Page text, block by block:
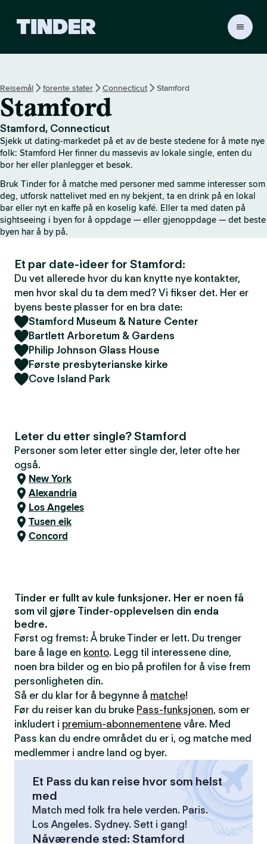
r
s
h
j
e
m
m
s
i
d
e
Reisemål forente stater Connecticut Stamford
Stamford
Stamford, Connecticut
Sjekk ut dating-markedet på et av de beste stedene for å møte nye
folk: Stamford Her finner du massevis av lokale single, enten du
bor her eller planlegger et besøk.
Bruk Tinder for å matche med personer med samme interesser som
deg, utforsk nattelivet med en ny bekjent, ta en drink på en lokal
bar eller nyt en kaffe på en koselig kafé. Eller ta med daten på
sightseeing i byen for å oppdage — eller gjenoppdage — det beste
byen har å by på.
Et par date-ideer for Stamford:
Du vet allerede hvor du kan knytte nye kontakter,
men hvor skal du ta dem med? Vi fikser det. Her er
byens beste plasser for en bra date:
Stamford Museum & Nature Center
Bartlett Arboretum & Gardens
Philip Johnson Glass House
Første presbyterianske kirke
Cove Island Park
Leter du etter single? Stamford
Personer som leter etter single der, leter ofte her
også.
New York
Alexandria
Los Angeles
Tusen eik
Concord
Tinder er fullt av kule funksjoner. Her er noen få
som vil gjøre Tinder-opplevelsen din enda
bedre.
Først og fremst: Å bruke Tinder er lett. Du trenger
bare å lage en konto. Legg til interessene dine,
noen bra bilder og en bio på profilen for å vise frem
personligheten din.
Så er du klar for å begynne å matche!
Før du reiser kan du bruke Pass-funksjonen, som er
inkludert i premium-abonnementene våre. Med
Pass kan du endre området du er i, og matche med
medlemmer i andre land og byer.
Et Pass du kan reise hvor som helst
med
Match med folk fra hele verden. Paris.
Los Angeles. Sydney. Sett i gang!
Nåværende sted: Stamford